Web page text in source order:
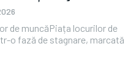
de muncăPiața locurilor de
o fază de stagnare, marcată